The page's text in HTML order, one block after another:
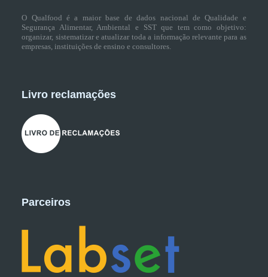
O Qualfood é a maior base de dados nacional de Qualidade e
Segurança Alimentar, Ambiental e SST que tem como objetivo:
organizar, sistematizar e atualizar toda a informação relevante para as
empresas, instituições de ensino e consultores.
Livro reclamações
Parceiros